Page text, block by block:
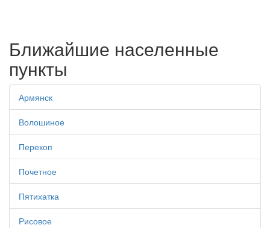
Ближайшие населенные
пункты
Армянск
Волошиное
Перекоп
Почетное
Пятихатка
Рисовое